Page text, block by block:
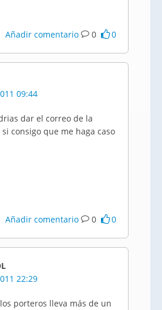
Añadir comentario 0 0
09:44
dar el correo de la
consigo que me haga caso
Añadir comentario 0 0
22:29
porteros lleva más de un